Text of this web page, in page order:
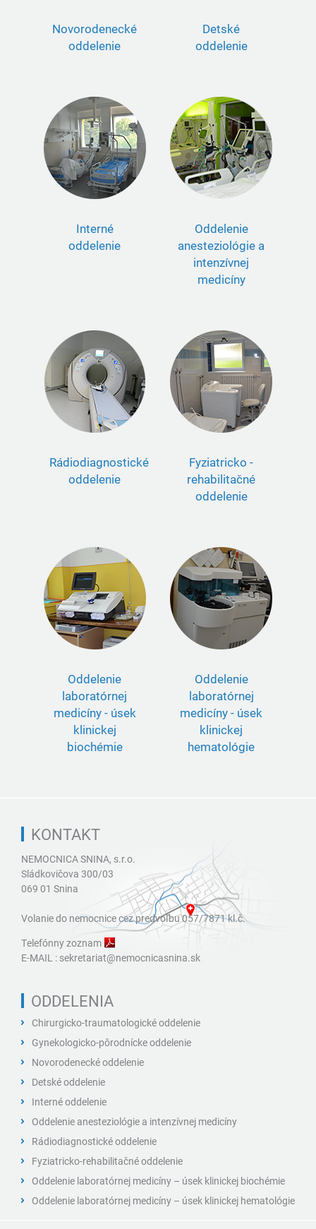
Novorodenecké
oddelenie
Detské
oddelenie
Interné
oddelenie
Oddelenie
anesteziológie a
intenzívnej
medicíny
Rádiodiagnostické
oddelenie
Fyziatricko -
rehabilitačné
oddelenie
Oddelenie
laboratórnej
medicíny - úsek
klinickej
biochémie
Oddelenie
laboratórnej
medicíny - úsek
klinickej
hematológie
KONTAKT
NEMOCNICA SNINA, s.r.o.
Sládkovičova 300/03
069 01 Snina
Volanie do nemocnice cez predvoľbu 057/7871 kl.č.
Telefónny zoznam
E-MAIL : sekretariat@nemocnicasnina.sk
ODDELENIA
Chirurgicko-traumatologické oddelenie
Gynekologicko-pôrodnícke oddelenie
Novorodenecké oddelenie
Detské oddelenie
Interné oddelenie
Oddelenie anesteziológie a intenzívnej medicíny
Rádiodiagnostické oddelenie
Fyziatricko-rehabilitačné oddelenie
Oddelenie laboratórnej medicíny – úsek klinickej biochémie
Oddelenie laboratórnej medicíny – úsek klinickej hematológie